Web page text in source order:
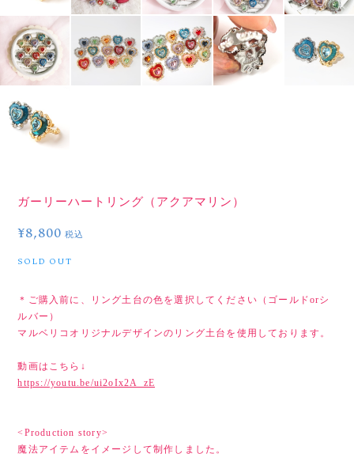
ガーリーハートリング（アクアマリン）
¥8,800 税込
SOLD OUT
＊ご購入前に、リング土台の色を選択してください（ゴールドorシ
ルバー）
マルベリコオリジナルデザインのリング土台を使用しております。
動画はこちら↓
https://youtu.be/ui2oIx2A_zE
<Production story>
魔法アイテムをイメージして制作しました。